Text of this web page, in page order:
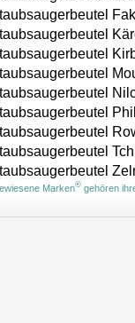
Marken®gehören